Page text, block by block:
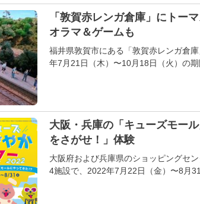
「敦賀赤レンガ倉庫」にトー
オラマ＆ゲームも
福井県敦賀市にある「敦賀赤レンガ倉
年7月21日（木）〜10月18日（火）の
大阪・兵庫の「キューズモー
をさがせ！」体験
大阪府および兵庫県のショッピングセン
4施設で、2022年7月22日（金）〜8月